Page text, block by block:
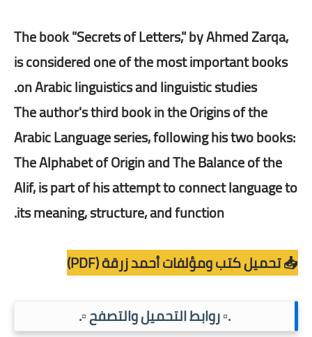
The book "Secrets of Letters," by Ahmed Zarqa,
is considered one of the most important books
on Arabic linguistics and linguistic studies.
The author's third book in the Origins of the
Arabic Language series, following his two books:
The Alphabet of Origin and The Balance of the
Alif, is part of his attempt to connect language to
its meaning, structure, and function.
📥 تحميل كتب ومؤلفات أحمد زرقة (PDF)
.▫️ روابط التحميل والتصفح ▫️.